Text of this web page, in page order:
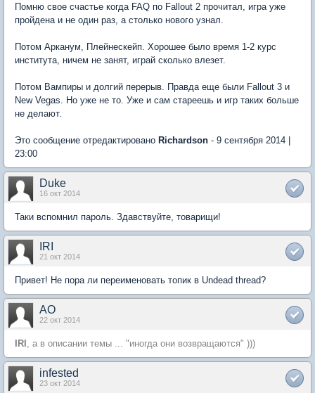
Помню свое счастье когда FAQ по Fallout 2 прочитал, игра уже
пройдена и не один раз, а столько нового узнал.
Потом Арканум, Плейнескейп. Хорошее было время 1-2 курс
института, ничем не занят, играй сколько влезет.
Потом Вампиры и долгий перерыв. Правда еще были Fallout 3 и
New Vegas. Но уже не то. Уже и сам стареешь и игр таких больше
не делают.
Это сообщение отредактировано Richardson - 9 сентября 2014 |
23:00
Duke
16 окт 2014
Таки вспомнил пароль. Здавствуйте, товарищи!
IRI
21 окт 2014
Привет! Не пора ли переименовать топик в Undead thread?
AO
22 окт 2014
IRI , а в описании темы ... "иногда они возвращаются" )))
infested
23 окт 2014